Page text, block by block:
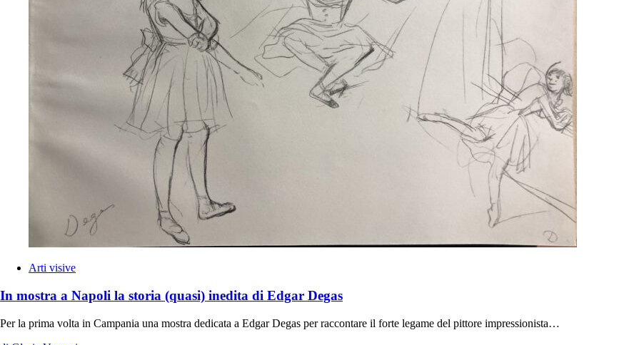
Arti visive
In mostra a Napoli la storia (quasi) inedita di Edgar Degas
Per la prima volta in Campania una mostra dedicata a Edgar Degas per raccontare il forte legame del pittore impressionista…